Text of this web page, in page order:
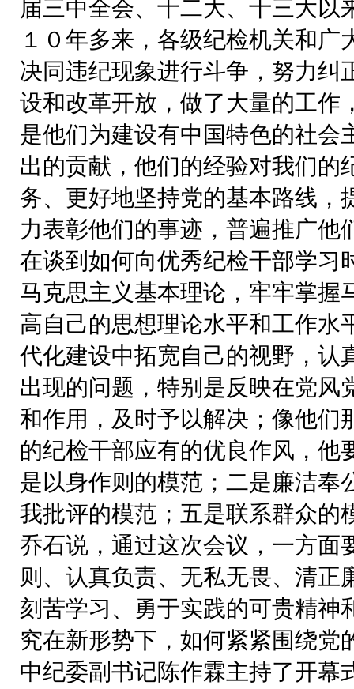
届三中全会、十二大、十三大以
１０年多来，各级纪检机关和
决同违纪现象进行斗争，努力纠
设和改革开放，做了大量的工作
是他们为建设有中国特色的社会
出的贡献，他们的经验对我们的
务、更好地坚持党的基本路线，
力表彰他们的事迹，普遍推广他
在谈到如何向优秀纪检干部学习
马克思主义基本理论，牢牢掌握
高自己的思想理论水平和工作水
代化建设中拓宽自己的视野，认
出现的问题，特别是反映在党风
和作用，及时予以解决；像他们
的纪检干部应有的优良作风，他
是以身作则的模范；二是廉洁奉
我批评的模范；五是联系群众的
乔石说，通过这次会议，一方面
则、认真负责、无私无畏、清正
刻苦学习、勇于实践的可贵精神
究在新形势下，如何紧紧围绕党
中纪委副书记陈作霖主持了开幕